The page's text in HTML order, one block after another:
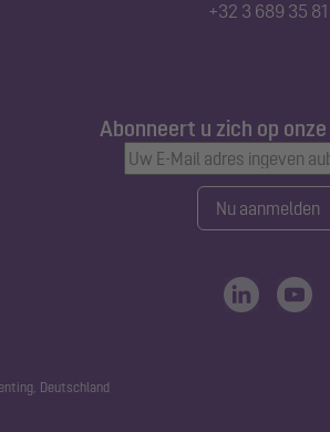
+32 3 689 35 81
Abonneert u zich op
Nu aanmelden
Deutschland